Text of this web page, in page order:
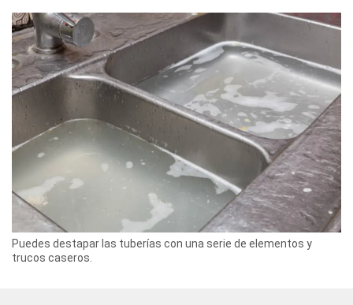
Puedes destapar las tuberías con una serie de elementos y
trucos caseros.